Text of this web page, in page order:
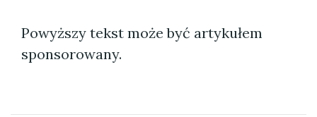
Powyższy tekst może być artykułem
sponsorowany.